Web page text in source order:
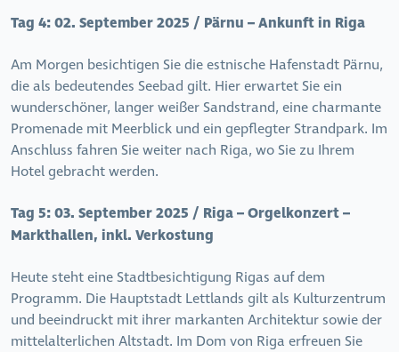
Tag 4:02. September 2025 / Pärnu – Ankunft in Riga
Am Morgen besichtigen Sie die estnische Hafenstadt Pärnu,
die als bedeutendes Seebad gilt. Hier erwartet Sie ein
wunderschöner, langer weißer Sandstrand, eine charmante
Promenade mit Meerblick und ein gepflegter Strandpark. Im
Anschluss fahren Sie weiter nach Riga, wo Sie zu Ihrem
Hotel gebracht werden.
Tag 5:03. September 2025 / Riga – Orgelkonzert –
Markthallen, inkl. Verkostung
Heute steht eine Stadtbesichtigung Rigas auf dem
Programm. Die Hauptstadt Lettlands gilt als Kulturzentrum
und beeindruckt mit ihrer markanten Architektur sowie der
mittelalterlichen Altstadt. Im Dom von Riga erfreuen Sie